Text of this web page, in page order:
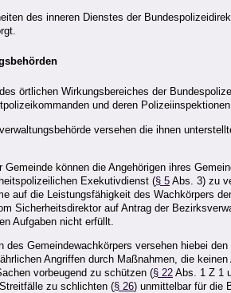
des inneren Dienstes der
örtlichen Wirkungsbereiches der
und deren
versehen die ihnen
Gemeinde können die Angehörigen ihres
Exekutivdienst (§ 5 Abs. 3) zu
auf die Leistungsfähigkeit des Wachkörpers
Sicherheitsdirektor auf Antrag der
Aufgaben nicht erfüllt.
des Gemeindewachkörpers versehen hiebei
Angriffen durch Maßnahmen, die
vorbeugend zu schützen (§ 22 Abs. 1 Z 1
zu schlichten (§ 26) unmittelbar für die